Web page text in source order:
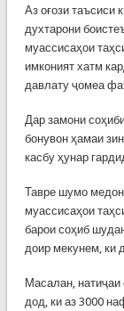
Аз оғози таъсиси
духтарони
муассисаҳои
имконият хатм
давлату ҷомеа
Дар замони
бонувон ҳамаи
касбу ҳунар
Тавре шумо
муассисаҳои
барои соҳиб
доир мекунем, ки
Масалан, натиҷаи
дод, ки аз 3000